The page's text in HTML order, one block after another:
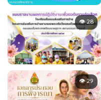
👁 28
👁 29